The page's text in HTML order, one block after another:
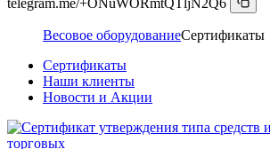
Весовое оборудованиеСертификаты
Сертификаты
Наши клиенты
Новости и Акции